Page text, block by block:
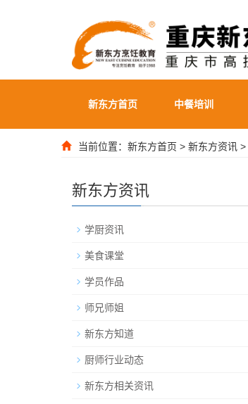
新东方首页 中餐培训
当前位置： 新东方首页 > 新东方资讯 >
新东方资讯
学厨资讯
美食课堂
学员作品
师兄师姐
新东方知道
厨师行业动态
新东方相关资讯